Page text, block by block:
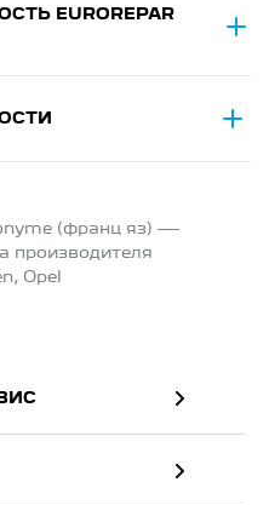
EUROREPAR
(франц яз) —
производителя
Opel